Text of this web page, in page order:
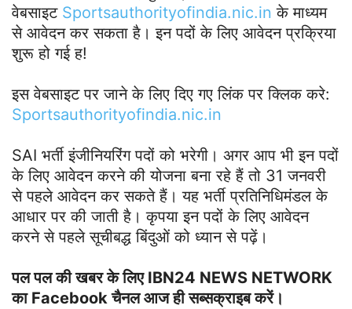
वेबसाइटSportsauthorityofindia.nic.in के माध्यम
से आवेदन कर सकता है। इन पदों के लिए आवेदन प्रक्रिया
शुरू हो गई ह!
इस वेबसाइट पर जाने के लिए दिए गए लिंक पर क्लिक करे:
Sportsauthorityofindia.nic.in
SAI भर्ती इंजीनियरिंग पदों को भरेगी। अगर आप भी इन पदों
के लिए आवेदन करने की योजना बना रहे हैं तो 31 जनवरी
से पहले आवेदन कर सकते हैं। यह भर्ती प्रतिनिधिमंडल के
आधार पर की जाती है। कृपया इन पदों के लिए आवेदन
करने से पहले सूचीबद्ध बिंदुओं को ध्यान से पढ़ें।
पल पल की खबर के लिए IBN24 NEWS NETWORK
का Facebook चैनल आज ही सब्सक्राइब करें।